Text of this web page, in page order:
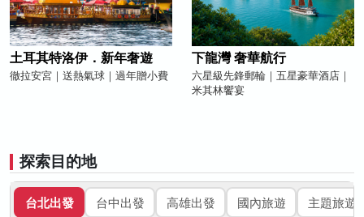
土耳其特洛伊．新年奢遊
徹拉安宮｜送熱氣球｜過年贈小費
下龍灣 奢華航行
六星級先鋒郵輪｜五星豪華酒店｜
米其林饗宴
探索目的地
台北出發 台中出發 高雄出發 國內旅遊 主題旅遊